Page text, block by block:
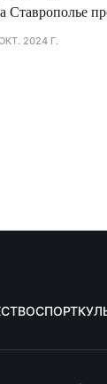
Ставрополье
2024 Г.
СПОРТ